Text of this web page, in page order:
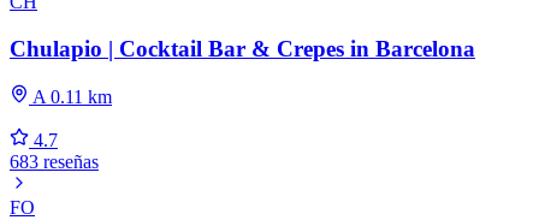
Chulapio | Cocktail Bar & Crepes in Barcelona
A 0.11 km
4.7
683 reseñas
FO